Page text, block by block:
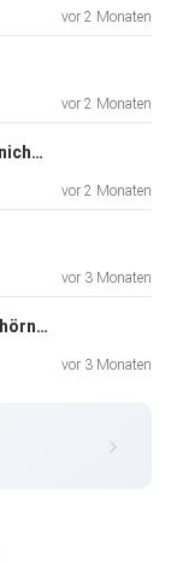
vor 2 Monaten
vor 2 Monaten
Folge 329 – Mama, du sollst doch nicht um deinen Luka weinen…
vor 2 Monaten
vor 3 Monaten
Folge 327 – Der Coufal ist ein Eichhörnchen!
vor 3 Monaten